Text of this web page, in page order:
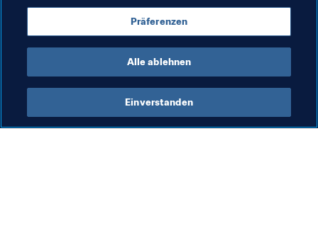
Verwandte Dokumente
Präferenzen
Alle ablehnen
Einverstanden